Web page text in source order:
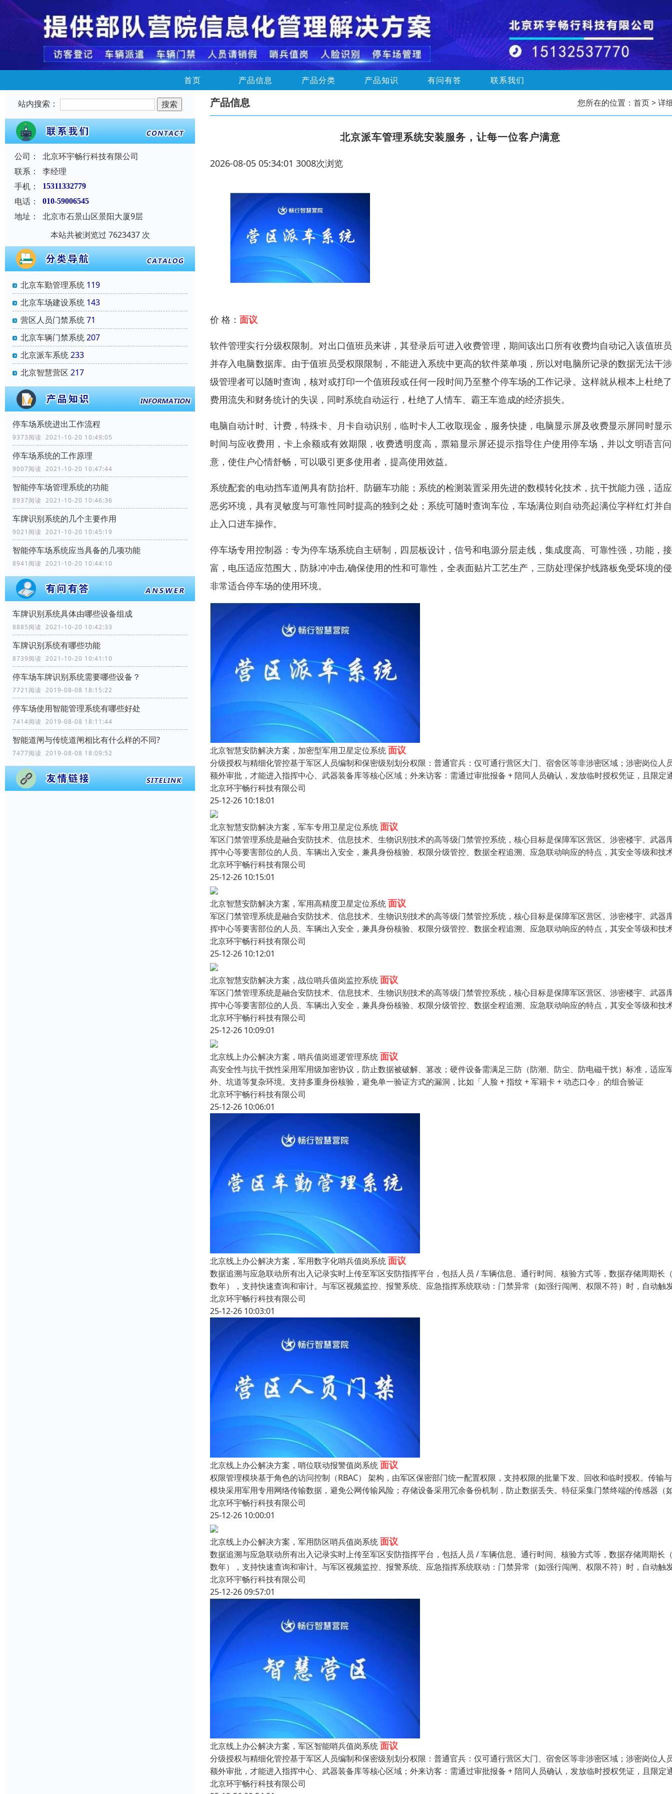
首页 产品信息 产品分类 产品知识 有问有答 联系我们
站内搜索：
公司：
北京环宇畅行科技有限公司
联系：
李经理
手机：
15311332779
电话： 010-59006545
地址：
北京市石景山区景阳大厦9层
本站共被浏览过 7623437 次
北京车勤管理系统 119
北京车场建设系统 143
营区人员门禁系统71
北京车辆门禁系统207
北京派车系统233
北京智慧营区 217
停车场系统进出工作流程
9373阅读 2021-10-20 10:49:05
停车场系统的工作原理
9007阅读 2021-10-20 10:47:44
智能停车场管理系统的功能
8937阅读 2021-10-20 10:46:36
车牌识别系统的几个主要作用
9021阅读 2021-10-20 10:45:19
智能停车场系统应当具备的几项功能
8941阅读 2021-10-20 10:44:10
车牌识别系统具体由哪些设备组成
8885阅读 2021-10-20 10:42:33
车牌识别系统有哪些功能
8739阅读 2021-10-20 10:41:10
停车场车牌识别系统需要哪些设备？
7721阅读 2019-08-08 18:15:22
停车场使用智能管理系统有哪些好处
7414阅读 2019-08-08 18:11:44
智能道闸与传统道闸相比有什么样的不同?
7477阅读 2019-08-08 18:09:52
产品信息 您所在的位置： 首页> 详
北京派车管理系统安装服务，让每一位客户满意
2026-08-05 05:34:01 3008次浏览
价 格： 面议
软件管理实行分级权限制。对出口值班员来讲，其登录后可进入收费管理，期间该出口所有收费均自动记入该值班
并存入电脑数据库。由于值班员受权限限制，不能进入系统中更高的软件菜单项，所以对电脑所记录的数据无法干
级管理者可以随时查询，核对或打印一个值班段或任何一段时间乃至整个停车场的工作记录。这样就从根本上杜绝
费用流失和财务统计的失误，同时系统自动运行，杜绝了人情车、霸王车造成的经济损失。
电脑自动计时、计费，特殊卡、月卡自动识别，临时卡人工收取现金，服务快捷，电脑显示屏及收费显示屏同时显
时间与应收费用，卡上余额或有效期限，收费透明度高，票箱显示屏还提示指导住户使用停车场，并以文明语言
意，使住户心情舒畅，可以吸引更多使用者，提高使用效益。
系统配套的电动挡车道闸具有防抬杆、防砸车功能；系统的检测装置采用先进的数模转化技术，抗干扰能力强，适
恶劣环境，具有灵敏度与可靠性同时提高的独到之处；系统可随时查询车位，车场满位则自动亮起满位字样红灯并
止入口进车操作。
停车场专用控制器：专为停车场系统自主研制，四层板设计，信号和电源分层走线，集成度高、可靠性强，功能，
富，电压适应范围大，防脉冲冲击,确保使用的性和可靠性，全表面贴片工艺生产，三防处理保护线路板免受坏境的
非常适合停车场的使用环境。
北京智慧安防解决方案，加密型军用卫星定位系统面议
分级授权与精细化管控基于军区人员编制和保密级别划分权限：普通官兵：仅可通行营区大门、宿舍区等非涉密区域；涉密岗位人
额外审批，才能进入指挥中心、武器装备库等核心区域；外来访客：需通过审批报备 + 陪同人员确认，发放临时授权凭证，且限定
北京环宇畅行科技有限公司
25-12-26 10:18:01
北京智慧安防解决方案，军车专用卫星定位系统面议
军区门禁管理系统是融合安防技术、信息技术、生物识别技术的高等级门禁管控系统，核心目标是保障军区营区、涉密楼宇、武器
挥中心等要害部位的人员、车辆出入安全，兼具身份核验、权限分级管控、数据全程追溯、应急联动响应的特点，其安全等级和技
北京环宇畅行科技有限公司
25-12-26 10:15:01
北京智慧安防解决方案，军用高精度卫星定位系统面议
军区门禁管理系统是融合安防技术、信息技术、生物识别技术的高等级门禁管控系统，核心目标是保障军区营区、涉密楼宇、武器
挥中心等要害部位的人员、车辆出入安全，兼具身份核验、权限分级管控、数据全程追溯、应急联动响应的特点，其安全等级和技
北京环宇畅行科技有限公司
25-12-26 10:12:01
北京智慧安防解决方案，战位哨兵值岗监控系统面议
军区门禁管理系统是融合安防技术、信息技术、生物识别技术的高等级门禁管控系统，核心目标是保障军区营区、涉密楼宇、武器
挥中心等要害部位的人员、车辆出入安全，兼具身份核验、权限分级管控、数据全程追溯、应急联动响应的特点，其安全等级和技
北京环宇畅行科技有限公司
25-12-26 10:09:01
北京线上办公解决方案，哨兵值岗巡逻管理系统面议
高安全性与抗干扰性采用军用级加密协议，防止数据被破解、篡改；硬件设备需满足三防（防潮、防尘、防电磁干扰）标准，适应
外、坑道等复杂环境。支持多重身份核验，避免单一验证方式的漏洞，比如「人脸 + 指纹 + 军籍卡 + 动态口令」的组合验证
北京环宇畅行科技有限公司
25-12-26 10:06:01
北京线上办公解决方案，军用数字化哨兵值岗系统面议
数据追溯与应急联动所有出入记录实时上传至军区安防指挥平台，包括人员 / 车辆信息、通行时间、核验方式等，数据存储周期长
数年），支持快速查询和审计。与军区视频监控、报警系统、应急指挥系统联动：门禁异常（如强行闯闸、权限不符）时，自动触
北京环宇畅行科技有限公司
25-12-26 10:03:01
北京线上办公解决方案，哨位联动报警值岗系统面议
权限管理模块基于角色的访问控制（RBAC） 架构，由军区保密部门统一配置权限，支持权限的批量下发、回收和临时授权。传输
模块采用军用专用网络传输数据，避免公网传输风险；存储设备采用冗余备份机制，防止数据丢失。特征采集门禁终端的传感器（
北京环宇畅行科技有限公司
25-12-26 10:00:01
北京线上办公解决方案，军用防区哨兵值岗系统面议
数据追溯与应急联动所有出入记录实时上传至军区安防指挥平台，包括人员 / 车辆信息、通行时间、核验方式等，数据存储周期长
数年），支持快速查询和审计。与军区视频监控、报警系统、应急指挥系统联动：门禁异常（如强行闯闸、权限不符）时，自动触
北京环宇畅行科技有限公司
25-12-26 09:57:01
北京线上办公解决方案，军区智能哨兵值岗系统面议
分级授权与精细化管控基于军区人员编制和保密级别划分权限：普通官兵：仅可通行营区大门、宿舍区等非涉密区域；涉密岗位人
额外审批，才能进入指挥中心、武器装备库等核心区域；外来访客：需通过审批报备 + 陪同人员确认，发放临时授权凭证，且限定
北京环宇畅行科技有限公司